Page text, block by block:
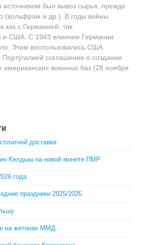
был вывоз сырья, прежде
(вольфрам и др.). В годы войны
как с Германией, так
и США. С 1943 влияние Германии
Этим воспользовались США,
соглашение о создании
американских военных баз (28 ноября
доставки
Келдыш на новой монете ПМР
года
праздники 2025/2026
на жетонах ММД